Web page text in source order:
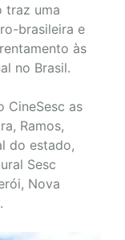
traz uma
brasileira e
às
no Brasil.
CineSesc as
Ramos,
do estado,
Sesc
Nova